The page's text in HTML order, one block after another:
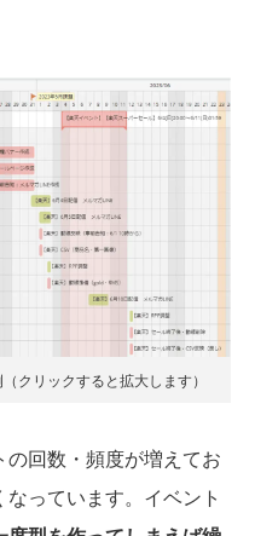
クリックすると拡大します）
回数・頻度が増えてお
っています。イベント